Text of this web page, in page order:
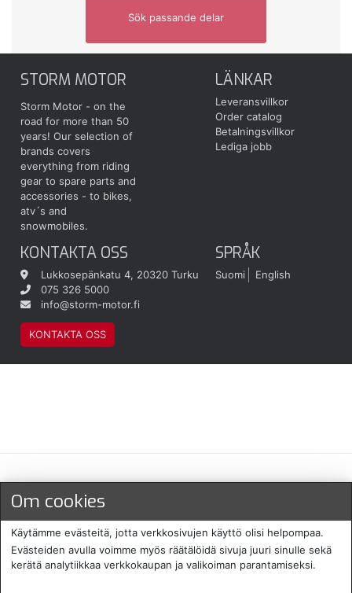
Sök passande delar
STORM MOTOR
Storm Motor - on the
road for more than 50
years! Our selection of
brands covers
everything from riding
gear to spare parts and
accessories - to bikes,
atv´s and
snowmobiles.
LÄNKAR
Leveransvillkor
Order catalog
Betalningsvillkor
Lediga jobb
KONTAKTA OSS
Lukkosepänkatu 4, 20320 Turku
075 326 5000
info@storm-motor.fi
KONTAKTA OSS
SPRÅK
Suomi English
Maksu- ja toimitustavat
Om cookies
Käytämme evästeitä, jotta verkkosivujen käyttö olisi helpompaa.
Evästeiden avulla voimme myös räätälöidä sivuja juuri sinulle sekä
kerätä analytiikkaa verkkokaupan ja valikoiman parantamiseksi.